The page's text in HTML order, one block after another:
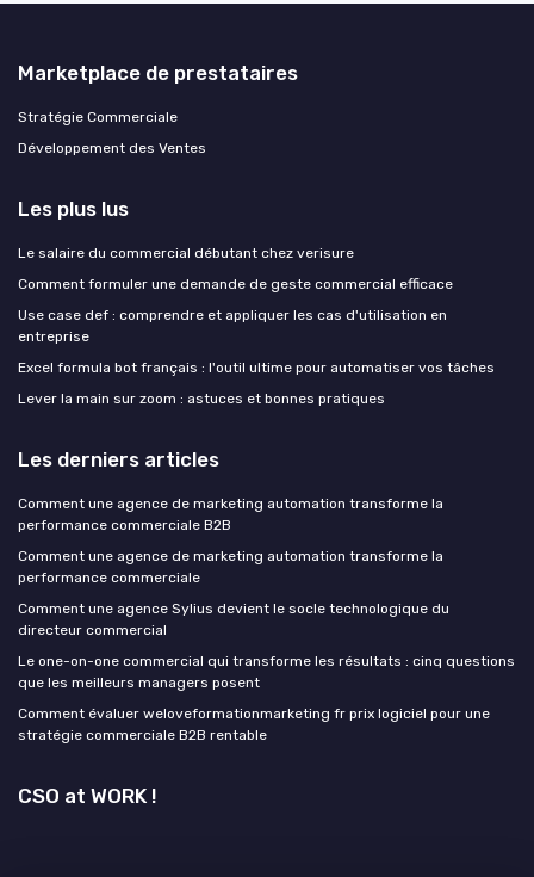
Marketplace de prestataires
Stratégie Commerciale
Développement des Ventes
Les plus lus
Le salaire du commercial débutant chez verisure
Comment formuler une demande de geste commercial efficace
Use case def : comprendre et appliquer les cas d'utilisation en
entreprise
Excel formula bot français : l'outil ultime pour automatiser vos tâches
Lever la main sur zoom : astuces et bonnes pratiques
Les derniers articles
Comment une agence de marketing automation transforme la
performance commerciale B2B
Comment une agence de marketing automation transforme la
performance commerciale
Comment une agence Sylius devient le socle technologique du
directeur commercial
Le one-on-one commercial qui transforme les résultats : cinq questions
que les meilleurs managers posent
Comment évaluer weloveformationmarketing fr prix logiciel pour une
stratégie commerciale B2B rentable
CSO at WORK !